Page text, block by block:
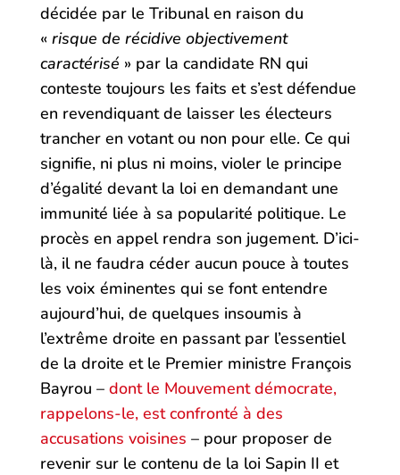
décidée par le Tribunal en raison du
« risque de récidive objectivement
caractérisé » par la candidate RN qui
conteste toujours les faits et s’est défendue
en revendiquant de laisser les électeurs
trancher en votant ou non pour elle. Ce qui
signifie, ni plus ni moins, violer le principe
d’égalité devant la loi en demandant une
immunité liée à sa popularité politique. Le
procès en appel rendra son jugement. D’ici-
là, il ne faudra céder aucun pouce à toutes
les voix éminentes qui se font entendre
aujourd’hui, de quelques insoumis à
l’extrême droite en passant par l’essentiel
de la droite et le Premier ministre François
Bayrou – dont le Mouvement démocrate,
rappelons-le, est confronté à des
accusations voisines – pour proposer de
revenir sur le contenu de la loi Sapin II et